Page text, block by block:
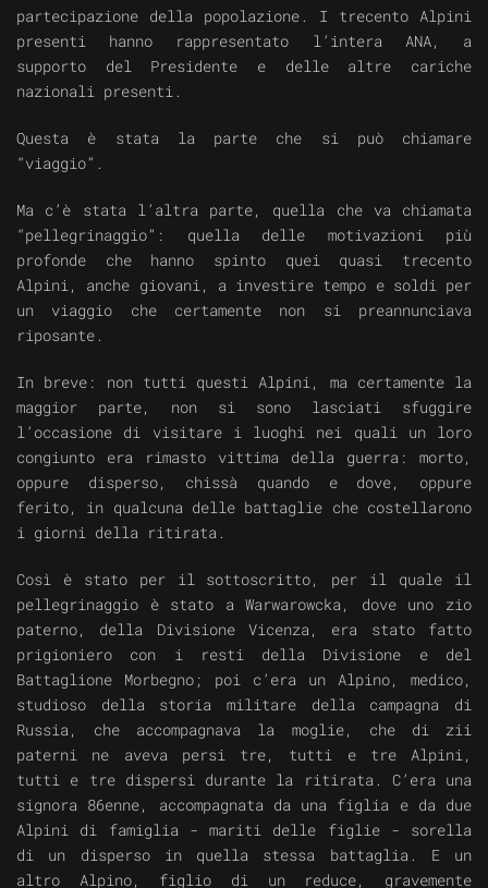
partecipazione della popolazione. I trecento Alpini
presenti hanno rappresentato l’intera ANA, a
supporto del Presidente e delle altre cariche
nazionali presenti.
Questa è stata la parte che si può chiamare
“viaggio”.
Ma c’è stata l’altra parte, quella che va chiamata
“pellegrinaggio”: quella delle motivazioni più
profonde che hanno spinto quei quasi trecento
Alpini, anche giovani, a investire tempo e soldi per
un viaggio che certamente non si preannunciava
riposante.
In breve: non tutti questi Alpini, ma certamente la
maggior parte, non si sono lasciati sfuggire
l’occasione di visitare i luoghi nei quali un loro
congiunto era rimasto vittima della guerra: morto,
oppure disperso, chissà quando e dove, oppure
ferito, in qualcuna delle battaglie che costellarono
i giorni della ritirata.
Così è stato per il sottoscritto, per il quale il
pellegrinaggio è stato a Warwarowcka, dove uno zio
paterno, della Divisione Vicenza, era stato fatto
prigioniero con i resti della Divisione e del
Battaglione Morbegno; poi c’era un Alpino, medico,
studioso della storia militare della campagna di
Russia, che accompagnava la moglie, che di zii
paterni ne aveva persi tre, tutti e tre Alpini,
tutti e tre dispersi durante la ritirata. C’era una
signora 86enne, accompagnata da una figlia e da due
Alpini di famiglia - mariti delle figlie - sorella
di un disperso in quella stessa battaglia. E un
altro Alpino, figlio di un reduce, gravemente